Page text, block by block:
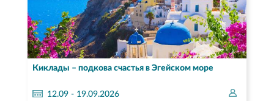
Киклады – подкова счастья в Эгейском море
12.09- 19.09.2026